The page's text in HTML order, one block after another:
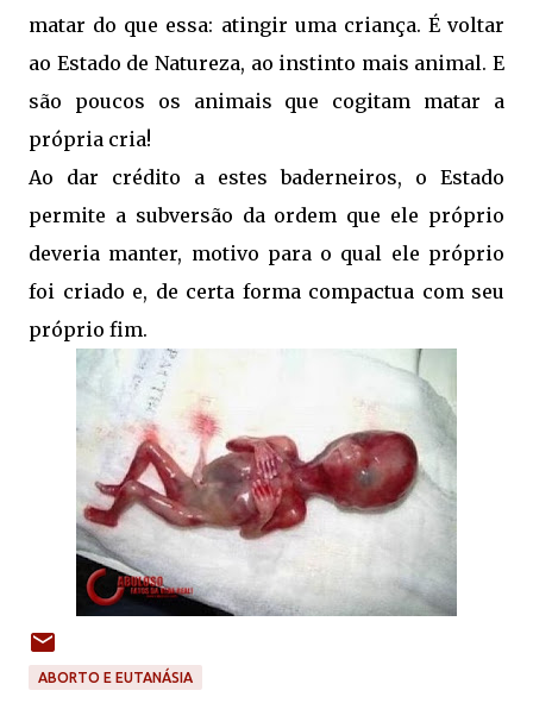
matar do que essa: atingir uma criança. É voltar
ao Estado de Natureza, ao instinto mais animal. E
são poucos os animais que cogitam matar a
própria cria!
Ao dar crédito a estes baderneiros, o Estado
permite a subversão da ordem que ele próprio
deveria manter, motivo para o qual ele próprio
foi criado e, de certa forma compactua com seu
próprio fim.
ABORTO E EUTANÁSIA